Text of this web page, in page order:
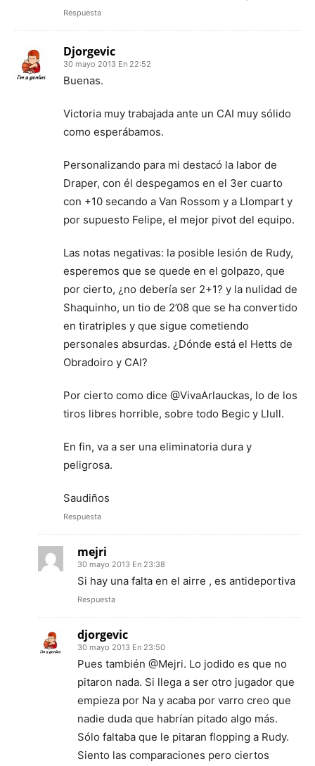
Respuesta
Djorgevic
30 mayo 2013 En 22:52
Buenas.
Victoria muy trabajada ante un CAI muy sólido
como esperábamos.
Personalizando para mi destacó la labor de
Draper, con él despegamos en el 3er cuarto
con +10 secando a Van Rossom y a Llompart y
por supuesto Felipe, el mejor pivot del equipo.
Las notas negativas: la posible lesión de Rudy,
esperemos que se quede en el golpazo, que
por cierto, ¿no debería ser 2+1? y la nulidad de
Shaquinho, un tio de 2’08 que se ha convertido
en tiratriples y que sigue cometiendo
personales absurdas. ¿Dónde está el Hetts de
Obradoiro y CAI?
Por cierto como dice @VivaArlauckas, lo de los
tiros libres horrible, sobre todo Begic y Llull.
En fin, va a ser una eliminatoria dura y
peligrosa.
Saudiños
Respuesta
mejri
30 mayo 2013 En 23:38
Si hay una falta en el airre , es antideportiva
Respuesta
djorgevic
30 mayo 2013 En 23:50
Pues también @Mejri. Lo jodido es que no
pitaron nada. Si llega a ser otro jugador que
empieza por Na y acaba por varro creo que
nadie duda que habrían pitado algo más.
Sólo faltaba que le pitaran flopping a Rudy.
Siento las comparaciones pero ciertos